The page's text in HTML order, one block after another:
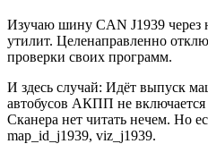
Изучаю шину CAN J1939 через
утилит. Целенаправленно
проверки своих программ.
И здесь случай: Идёт выпуск
автобусов АКПП не
Сканера нет читать нечем. Но
map_id_j1939, viz_j1939.